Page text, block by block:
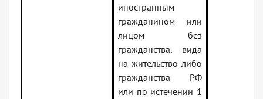
иностранным
гражданином или
лицом без
гражданства, вида
на жительство либо
гражданства РФ
или по истечении 1